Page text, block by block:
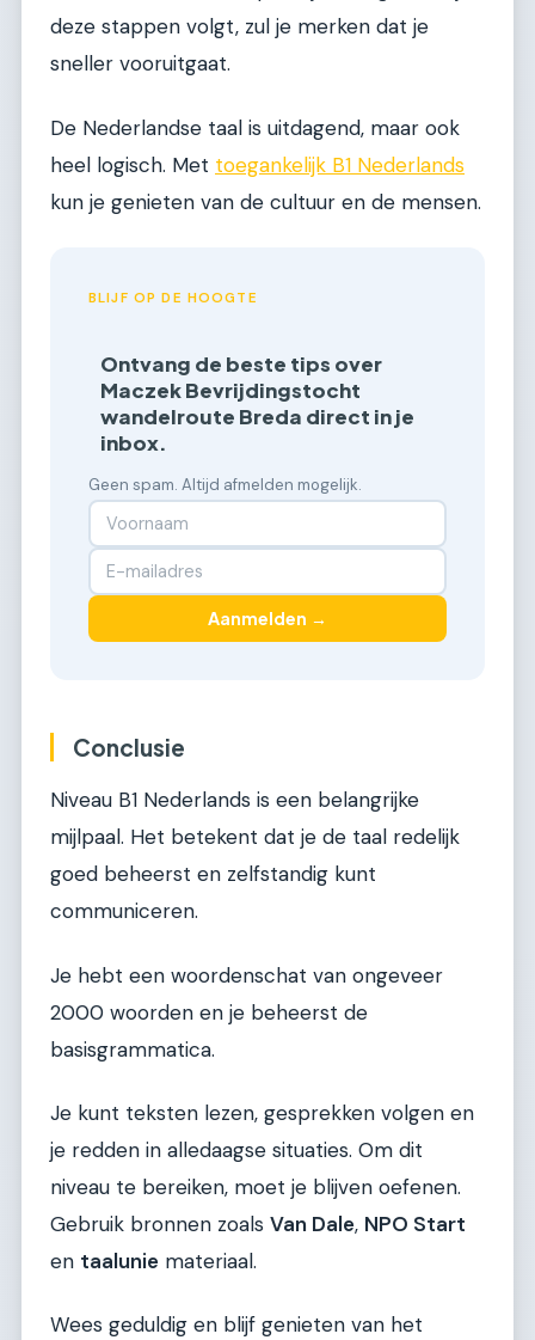
deze stappen volgt, zul je merken dat je
sneller vooruitgaat.
De Nederlandse taal is uitdagend, maar ook
heel logisch. Met toegankelijk B1 Nederlands
kun je genieten van de cultuur en de mensen.
BLIJF OP DE HOOGTE
Ontvang de beste tips over
Maczek Bevrijdingstocht
wandelroute Breda direct in je
inbox.
Geen spam. Altijd afmelden mogelijk.
Aanmelden →
Conclusie
Niveau B1 Nederlands is een belangrijke
mijlpaal. Het betekent dat je de taal redelijk
goed beheerst en zelfstandig kunt
communiceren.
Je hebt een woordenschat van ongeveer
2000 woorden en je beheerst de
basisgrammatica.
Je kunt teksten lezen, gesprekken volgen en
je redden in alledaagse situaties. Om dit
niveau te bereiken, moet je blijven oefenen.
Gebruik bronnen zoals Van Dale, NPO Start
en taalunie materiaal.
Wees geduldig en blijf genieten van het